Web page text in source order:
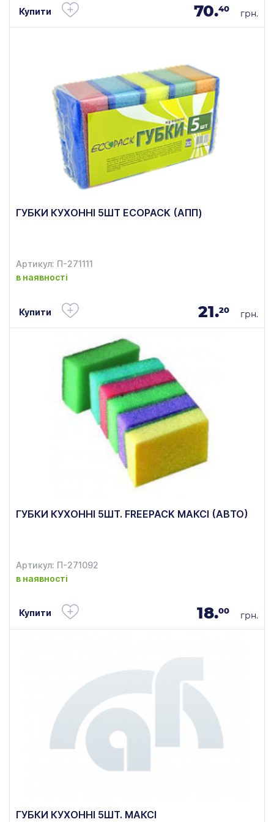
Купити 70.40 грн.
ГУБКИ КУХОННІ 5ШТ ECOPACK (АПП)
Артикул: П-271111
в наявності
Купити 21.20 грн.
ГУБКИ КУХОННІ 5ШТ. FREEPACK МАКСІ (АВТО)
Артикул: П-271092
в наявності
Купити 18.00 грн.
ГУБКИ КУХОННІ 5ШТ. МАКСІ